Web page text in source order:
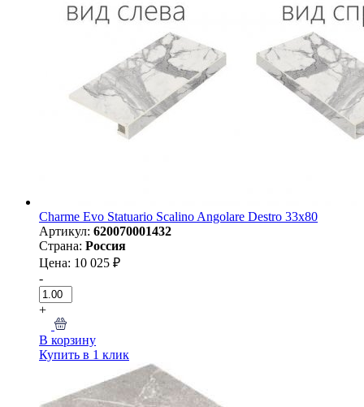
Charme Evo Statuario Scalino Angolare Destro 33х80
Артикул: 620070001432
Страна: Россия
Цена: 10 025 ₽
-
+
В корзину
Купить в 1 клик